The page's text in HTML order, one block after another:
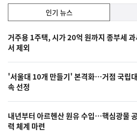
기,
최
신,
오
늘
의
영
상
인기 뉴스
기
뉴
스
거주용 1주택, 시가 20억 원까지 종부세
서 제외
'서울대 10개 만들기' 본격화…거점 국립
속 선정
내년부터 아르헨산 원유 수입…핵심광물
력 체계 마련